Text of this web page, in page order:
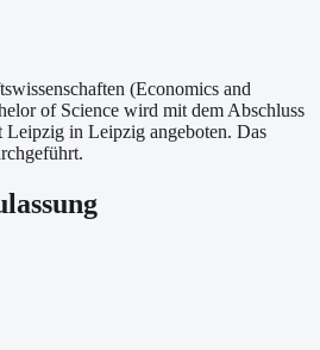
(Economics and
of Science wird mit dem Abschluss
Leipzig in Leipzig angeboten. Das